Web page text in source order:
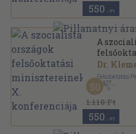
550 ,-Ft
A
X.
Dr.
Felsőoktatási
, 1977
Tűzött kötés
Felsőoktatási
1.110 Ft
50
550 ,-Ft